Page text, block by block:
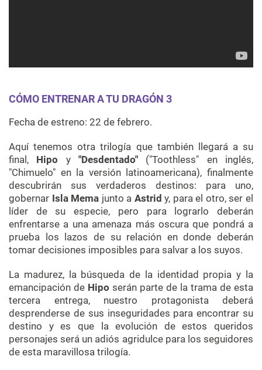
CÓMO ENTRENAR A TU DRAGÓN 3
Fecha de estreno: 22 de febrero.
Aquí tenemos otra trilogía que también llegará a su
final, Hipo y"Desdentado" ("Toothless" en inglés,
"Chimuelo" en la versión latinoamericana), finalmente
descubrirán sus verdaderos destinos: para uno,
gobernar Isla Mema junto a Astrid y, para el otro, ser el
líder de su especie, pero para lograrlo deberán
enfrentarse a una amenaza más oscura que pondrá a
prueba los lazos de su relación en donde deberán
tomar decisiones imposibles para salvar a los suyos.
La madurez, la búsqueda de la identidad propia y la
emancipación de Hipo serán parte de la trama de esta
tercera entrega, nuestro protagonista deberá
desprenderse de sus inseguridades para encontrar su
destino y es que la evolución de estos queridos
personajes será un adiós agridulce para los seguidores
de esta maravillosa trilogía.